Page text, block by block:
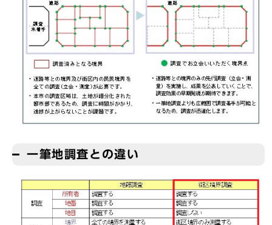
一筆地調査との違い